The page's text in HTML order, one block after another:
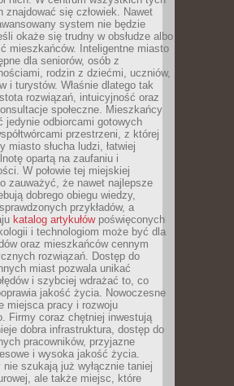
znajdować się człowiek. Nawet
system nie będzie
okaże się trudny w obsłudze albo
mieszkańców. Inteligentne miasto
dla seniorów, osób z
rodzin z dziećmi, uczniów,
i turystów. Właśnie dlatego tak
rozwiązań, intuicyjność oraz
społeczne. Mieszkańcy
jedynie odbiorcami gotowych
przestrzeni, z której
miasto słucha ludzi, łatwiej
opartą na zaufaniu i
W połowie tej miejskiej
zauważyć, że nawet najlepsze
dobrego obiegu wiedzy,
przykładów, a
katalog artykułówpoświęconych
i technologiom może być dla
oraz mieszkańców cennym
rozwiązań. Dostęp do
miast pozwala unikać
i szybciej wdrażać to, co
jakość życia. Nowoczesne
miejsca pracy i rozwoju
Firmy coraz chętniej inwestują
dobra infrastruktura, dostęp do
pracowników, przyjazne
i wysoka jakość życia.
nie szukają już wyłącznie taniej
ale także miejsc, które